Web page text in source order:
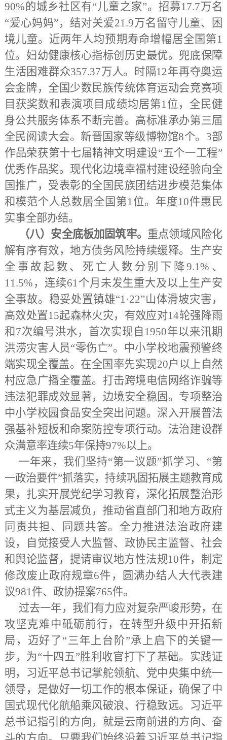
90%的城乡社区有“儿童之家”。招募17.7万名
“爱心妈妈”，结对关爱21.9万名留守儿童、困
境儿童。近两年人均预期寿命增幅居全国第1
位。妇幼健康核心指标创历史最优。兜底保障
生活困难群众357.37万人。时隔12年再夺奥运
会金牌，全国少数民族传统体育运动会竞赛项
目获奖数和表演项目成绩均居第1位，全民健
身公共服务体系不断完善。高标准承办第三届
全民阅读大会。新晋国家等级博物馆8个。3部
作品荣获第十七届精神文明建设“五个一工程”
优秀作品奖。现代化边境幸福村建设经验向全
国推广，受表彰的全国民族团结进步模范集体
和模范个人总数居全国第1位。年度10件惠民
实事全部办结。
（八）安全底板加固筑牢。 重点领域风险化
解有序有效，地方债务风险持续缓释。生产安
全事故起数、死亡人数分别下降9.1%、
11.5%，连续61个月未发生重大及以上生产安
全事故。稳妥处置镇雄“1·22”山体滑坡灾害，
高效处置15起森林火灾，有效应对14轮强降雨
和7次编号洪水，首次实现自1950年以来汛期
洪涝灾害人员“零伤亡”。中小学校地震预警终
端实现全覆盖。在全国率先实现20户以上自然
村应急广播全覆盖。打击跨境电信网络诈骗等
违法犯罪成效显著，边境安全稳固。专项整治
中小学校园食品安全突出问题。深入开展普法
强基补短板和命案防控专项行动。法治建设群
众满意率连续5年保持97%以上。
一年来，我们坚持“第一议题”抓学习、“第
一政治要件”抓落实，持续巩固拓展主题教育成
果，扎实开展党纪学习教育，深化拓展整治形
式主义为基层减负，推动省直部门和地方政府
同责共担、同题共答。全力推进法治政府建
设，自觉接受人大监督、政协民主监督、社会
和舆论监督，提请审议地方性法规10件，制定
修改废止政府规章6件，圆满办结人大代表建
议981件、政协提案765件。
过去一年，我们有力应对复杂严峻形势，在
攻坚克难中砥砺前行，在转型升级中开拓新
局，迈好了 “三年上台阶”承上启下的关键一
步，为“十四五”胜利收官打下了基础。实践证
明，习近平总书记掌舵领航、党中央集中统一
领导，是做好一切工作的根本保证，确保了中
国式现代化航船乘风破浪、行稳致远。习近平
总书记指引的方向，就是云南前进的方向、奋